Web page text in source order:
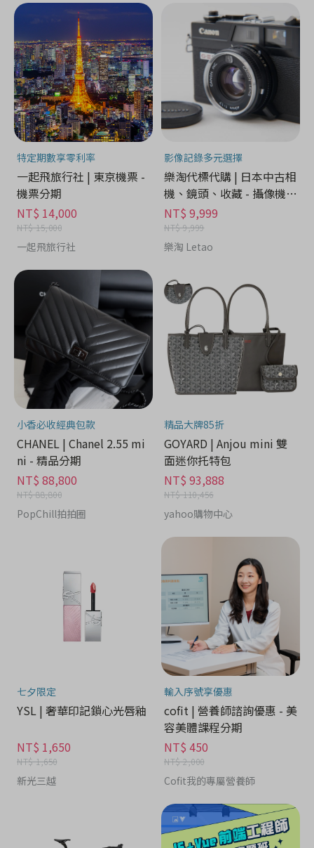
特定期數享零利率
一起飛旅行社 | 東京機票 -
機票分期
NT$ 14,000
NT$ 15,000
一起飛旅行社
影像記錄多元選擇
樂淘代標代購 | 日本中古相
機、鏡頭、收藏 - 攝像機分
期
NT$ 9,999
NT$ 9,999
樂淘 Letao
小香必收經典包款
CHANEL | Chanel 2.55 mi
ni - 精品分期
NT$ 88,800
NT$ 88,800
PopChill拍拍圈
精品大牌85折
GOYARD | Anjou mini 雙
面迷你托特包
NT$ 93,888
NT$ 110,456
yahoo購物中心
七夕限定
YSL | 奢華印記鎖心光唇釉
NT$ 1,650
NT$ 1,650
新光三越
輸入序號享優惠
cofit | 營養師諮詢優惠 - 美
容美體課程分期
NT$ 450
NT$ 2,000
Cofit我的專屬營養師